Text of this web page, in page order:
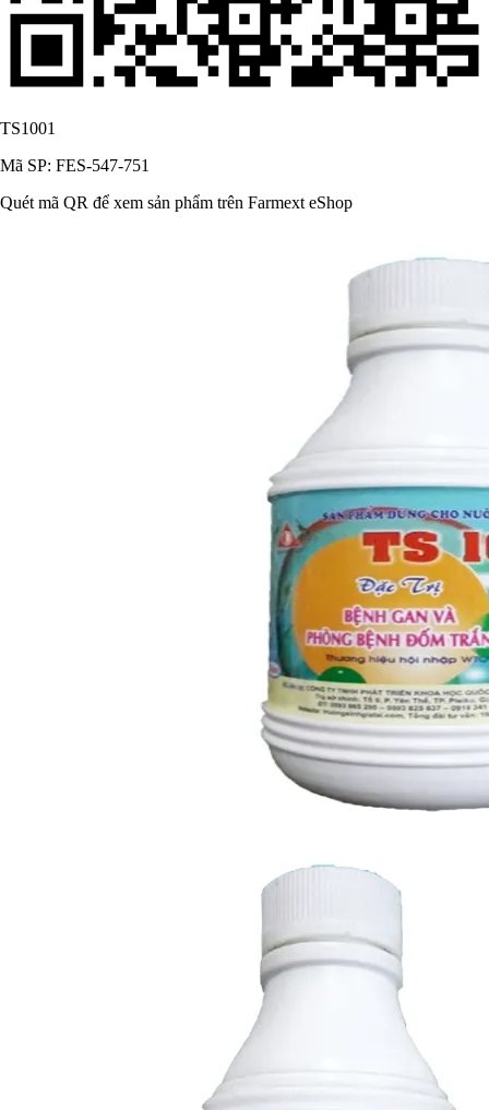
TS1001
Mã SP: FES-547-751
Quét mã QR để xem sản phẩm trên Farmext eShop